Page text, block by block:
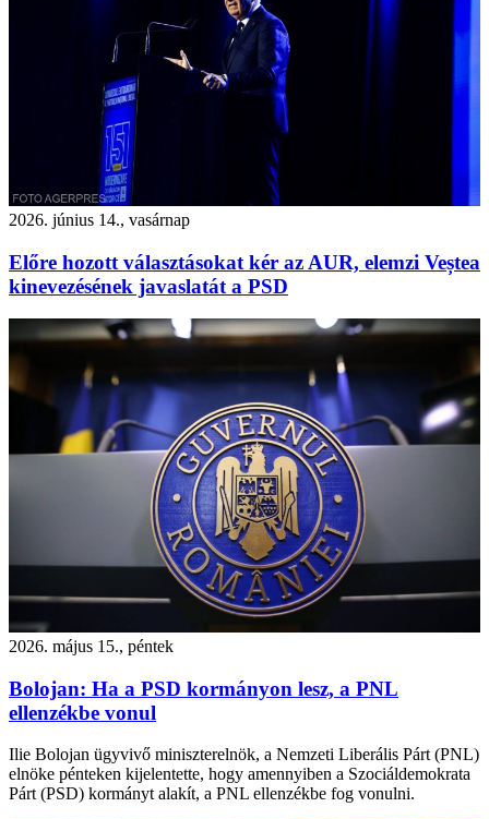
2026. június 14., vasárnap
Előre hozott választásokat kér az AUR, elemzi Veștea
kinevezésének javaslatát a PSD
2026. május 15., péntek
Bolojan: Ha a PSD kormányon lesz, a PNL
ellenzékbe vonul
Ilie Bolojan ügyvivő miniszterelnök, a Nemzeti Liberális Párt (PNL)
elnöke pénteken kijelentette, hogy amennyiben a Szociáldemokrata
Párt (PSD) kormányt alakít, a PNL ellenzékbe fog vonulni.